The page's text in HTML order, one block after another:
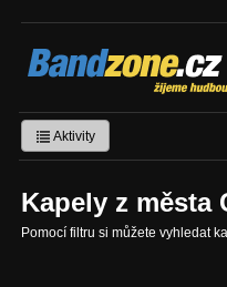
Bandzone.cz
žijeme hudbou
Aktivity
Kapely z města
Pomocí filtru si můžete vyhledat